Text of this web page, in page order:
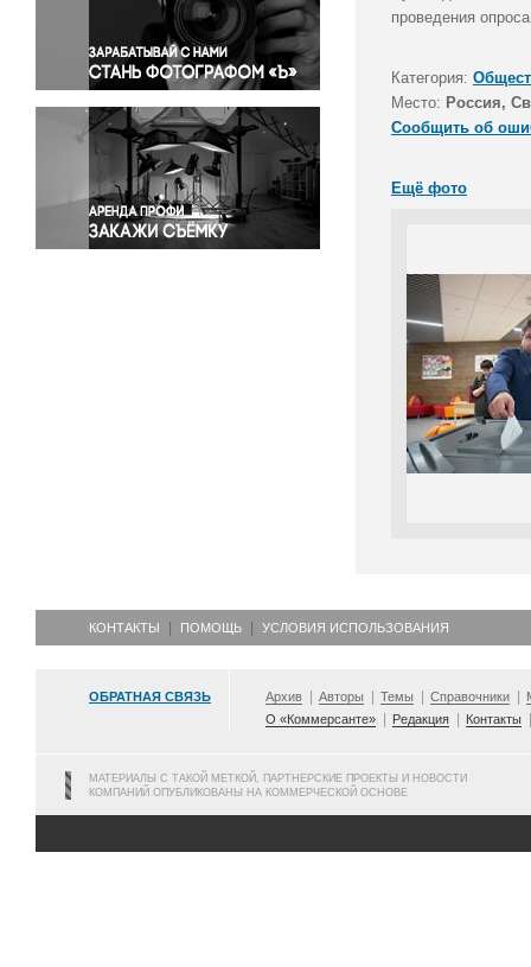
Правосудие
Происшествия и конфликты
Религия
Светская жизнь
Спорт
Экология
Экономика и бизнес
проведения
Категория:
Место: Россия,
Сообщить об
Ещё фото
КОНТАКТЫ ПОМОЩЬ УСЛОВИЯ ИСПОЛЬЗОВАНИЯ
ОБРАТНАЯ СВЯЗЬ Архив Авторы Темы Справочники
О «Коммерсанте»
Редакция Контакты
МАТЕРИАЛЫ С ТАКОЙ МЕТКОЙ, ПАРТНЕРСКИЕ ПРОЕКТЫ И НОВОСТИ
КОМПАНИЙ ОПУБЛИКОВАНЫ НА КОММЕРЧЕСКОЙ ОСНОВЕ